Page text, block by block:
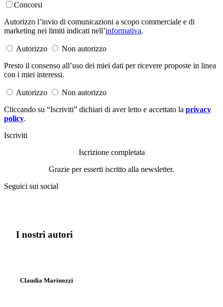
Concorsi
Autorizzo l’invio di comunicazioni a scopo commerciale e di
marketing nei limiti indicati nell’informativa.
Autorizzo
Non autorizzo
Presto il consenso all’uso dei miei dati per ricevere proposte in linea
con i miei interessi.
Autorizzo
Non autorizzo
Cliccando su “Iscriviti” dichiari di aver letto e accettato la privacy
policy.
Iscriviti
Iscrizione completata
Grazie per esserti iscritto alla newsletter.
Seguici sui social
I nostri autori
Claudia Marinozzi